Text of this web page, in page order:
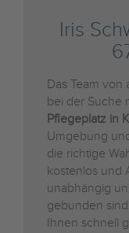
Iris
Das Team von
bei der Suche
Pflegeplatz in
Umgebung
die richtige
kostenlos und
unabhängig
gebunden
Ihnen schnell